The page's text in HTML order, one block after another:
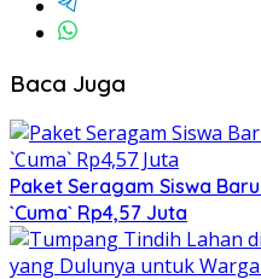
Baca Juga
Paket Seragam Siswa
`Cuma` Rp4,57 Juta